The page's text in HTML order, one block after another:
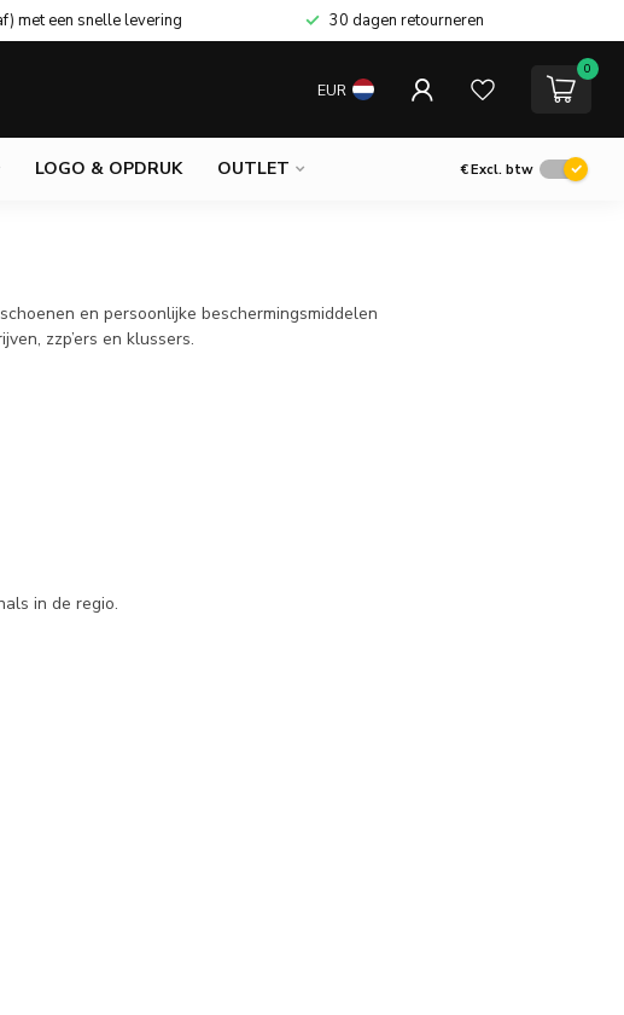
met een snelle levering 30 dagen retourneren
EUR
0
LOGO & OPDRUK OUTLET €Excl. btw
en persoonlijke beschermingsmiddelen
zzp’ers en klussers.
in de regio.